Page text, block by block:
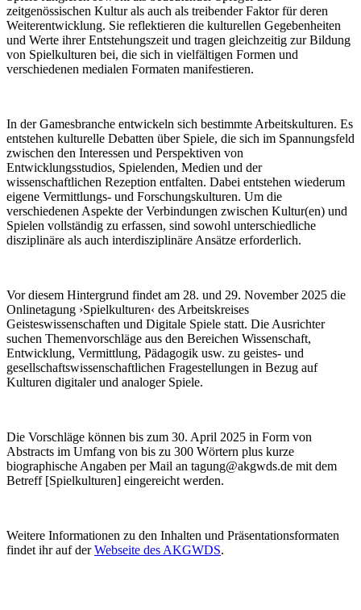
zeitgenössischen Kultur als auch als treibender Faktor für deren
Weiterentwicklung. Sie reflektieren die kulturellen Gegebenheiten
und Werte ihrer Entstehungszeit und tragen gleichzeitig zur Bildung
von Spielkulturen bei, die sich in vielfältigen Formen und
verschiedenen medialen Formaten manifestieren.
In der Gamesbranche entwickeln sich bestimmte Arbeitskulturen. Es
entstehen kulturelle Debatten über Spiele, die sich im Spannungsfeld
zwischen den Interessen und Perspektiven von
Entwicklungsstudios, Spielenden, Medien und der
wissenschaftlichen Rezeption entfalten. Dabei entstehen wiederum
eigene Vermittlungs- und Forschungskulturen. Um die
verschiedenen Aspekte der Verbindungen zwischen Kultur(en) und
Spielen vollständig zu erfassen, sind sowohl unterschiedliche
disziplinäre als auch interdisziplinäre Ansätze erforderlich.
Vor diesem Hintergrund findet am 28. und 29. November 2025 die
Onlinetagung ›Spielkulturen‹ des Arbeitskreises
Geisteswissenschaften und Digitale Spiele statt. Die Ausrichter
suchen Themenvorschläge aus den Bereichen Wissenschaft,
Entwicklung, Vermittlung, Pädagogik usw. zu geistes- und
gesellschaftswissenschaftlichen Fragestellungen in Bezug auf
Kulturen digitaler und analoger Spiele.
Die Vorschläge können bis zum 30. April 2025 in Form von
Abstracts im Umfang von bis zu 300 Wörtern plus kurze
biographische Angaben per Mail an tagung@akgwds.de mit dem
Betreff [Spielkulturen] eingereicht werden.
Weitere Informationen zu den Inhalten und Präsentationsformaten
findet ihr auf derWebseite des AKGWDS.